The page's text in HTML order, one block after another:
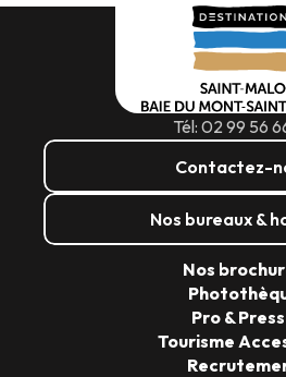
Tél: 02 99 56
Contactez-
Nos bureaux &
Nos
Pro &
Tourisme